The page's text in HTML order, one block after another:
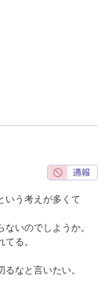
いう考えが多くて
いのでしようか。
る。
なと言いたい。